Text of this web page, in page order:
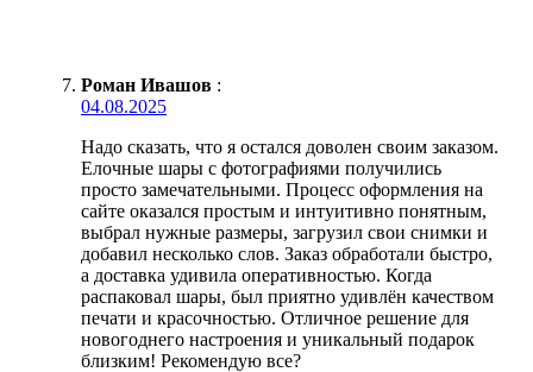
Роман Ивашов :
04.08.2025
Надо сказать, что я остался доволен своим заказом.
Елочные шары с фотографиями получились
просто замечательными. Процесс оформления на
сайте оказался простым и интуитивно понятным,
выбрал нужные размеры, загрузил свои снимки и
добавил несколько слов. Заказ обработали быстро,
а доставка удивила оперативностью. Когда
распаковал шары, был приятно удивлён качеством
печати и красочностью. Отличное решение для
новогоднего настроения и уникальный подарок
близким! Рекомендую все?